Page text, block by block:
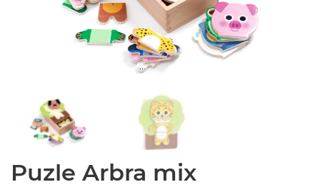
Puzle Arbra mix